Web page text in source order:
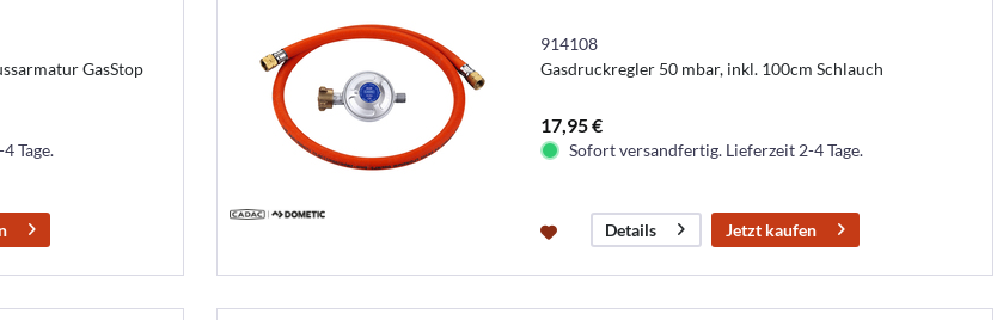
GasStop
Tage.
914108
Gasdruckregler 50 mbar, inkl. 100cm Schlauch
17,95 €
Sofort versandfertig. Lieferzeit 2-4 Tage.
Details Jetzt kaufen